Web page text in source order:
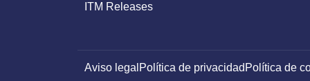
ITM Releases
Aviso legal Política de privacidad Política de